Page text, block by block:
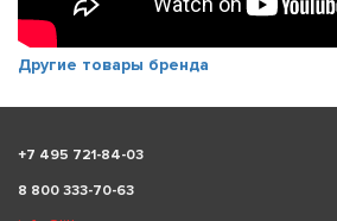
Другие товары бренда
+7 495 721-84-03
8 800 333-70-63